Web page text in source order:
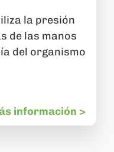
la presión
de las manos
del organismo
información >